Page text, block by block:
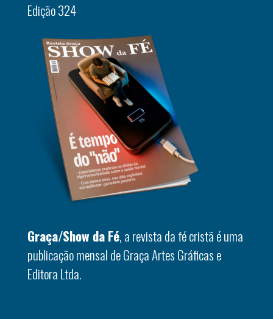
Edição 324
Graça/Show da Fé, a revista da fé cristã é uma
publicação mensal de Graça Artes Gráficas e
Editora Ltda.